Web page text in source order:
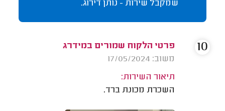
שמקבל שירות - נותן דירוג.
פרטי הלקוח שמורים במידרג
משוב: 17/05/2024
תיאור השירות:
השכרת מכונת ברד.
10